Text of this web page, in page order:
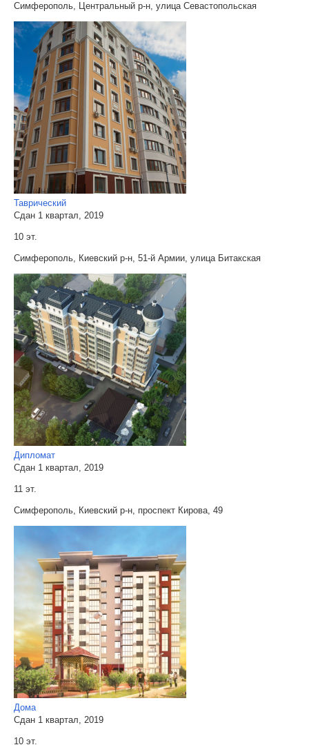
Симферополь, Центральный р-н, улица Севастопольская
Таврический
Сдан 1 квартал, 2019
10 эт.
Симферополь, Киевский р-н, 51-й Армии, улица Битакская
Дипломат
Сдан 1 квартал, 2019
11 эт.
Симферополь, Киевский р-н, проспект Кирова, 49
Дома
Сдан 1 квартал, 2019
10 эт.